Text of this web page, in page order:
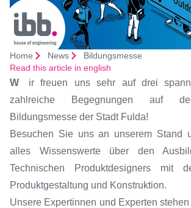
Home News
Bildungsmesse
Read this article in english
Wir freuen uns sehr auf drei spannende Tage und
zahlreiche Begegnungen auf
Bildungsmesse der Stadt Fulda!
Besuchen Sie uns an unserem Stand
alles Wissenswerte über den
Technischen Produktdesigners mit
Produktgestaltung und Konstruktion.
Unsere Expertinnen und Experten